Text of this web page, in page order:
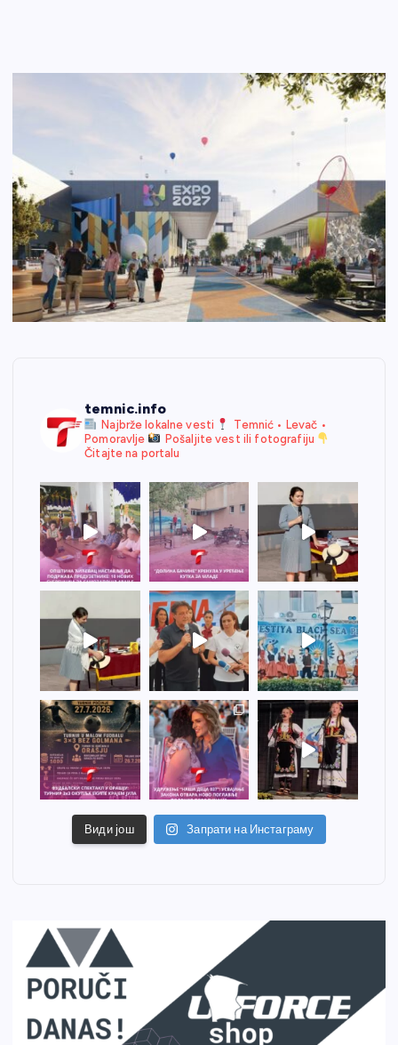
temnic.info
Najbrže lokalne vesti
Temnić • Levač •
Pomoravlje
Pošaljite vest ili fotografiju
Čitajte na portalu
Види још Запрати на Инстаграму